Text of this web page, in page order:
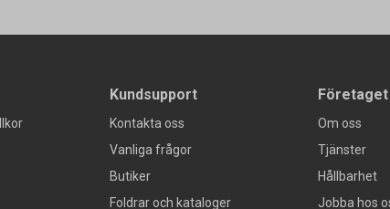
Kundsupport
Kontakta oss
Vanliga frågor
Butiker
Foldrar och kataloger
Företaget
Om oss
Tjänster
Hållbarhet
Jobba hos